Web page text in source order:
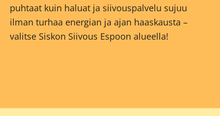
puhtaat kuin haluat ja siivouspalvelu sujuu
ilman turhaa energian ja ajan haaskausta –
valitse Siskon Siivous Espoon alueella!